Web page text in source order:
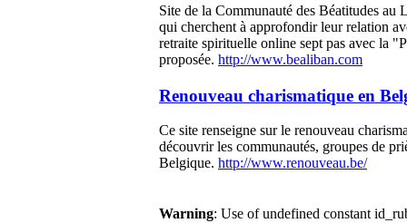
Site de la Communauté des Béatitudes au
qui cherchent à approfondir leur relation
retraite spirituelle online sept pas avec la
proposée. http://www.bealiban.com
Renouveau charismatique en
Ce site renseigne sur le renouveau
découvrir les communautés, groupes de
Belgique. http://www.renouveau.be/
Warning: Use of undefined constant